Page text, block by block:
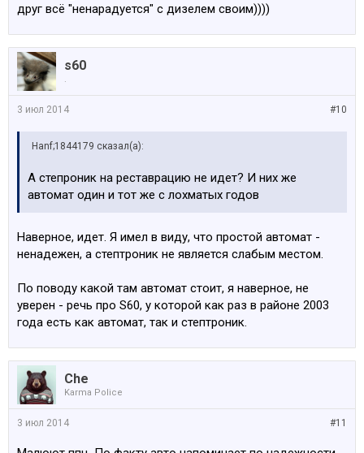
друг всё "ненарадуется" с дизелем своим))))
s60
.
#10
3 июл 2014
Hanf;1844179 сказал(а):
А степроник на реставрацию не идет? И них же
автомат один и тот же с лохматых годов
Наверное, идет. Я имел в виду, что простой автомат -
ненадежен, а стептроник не является слабым местом.
По поводу какой там автомат стоит, я наверное, не
уверен - речь про S60, у которой как раз в районе 2003
года есть как автомат, так и стептроник.
Che
Karma Police
#11
3 июл 2014